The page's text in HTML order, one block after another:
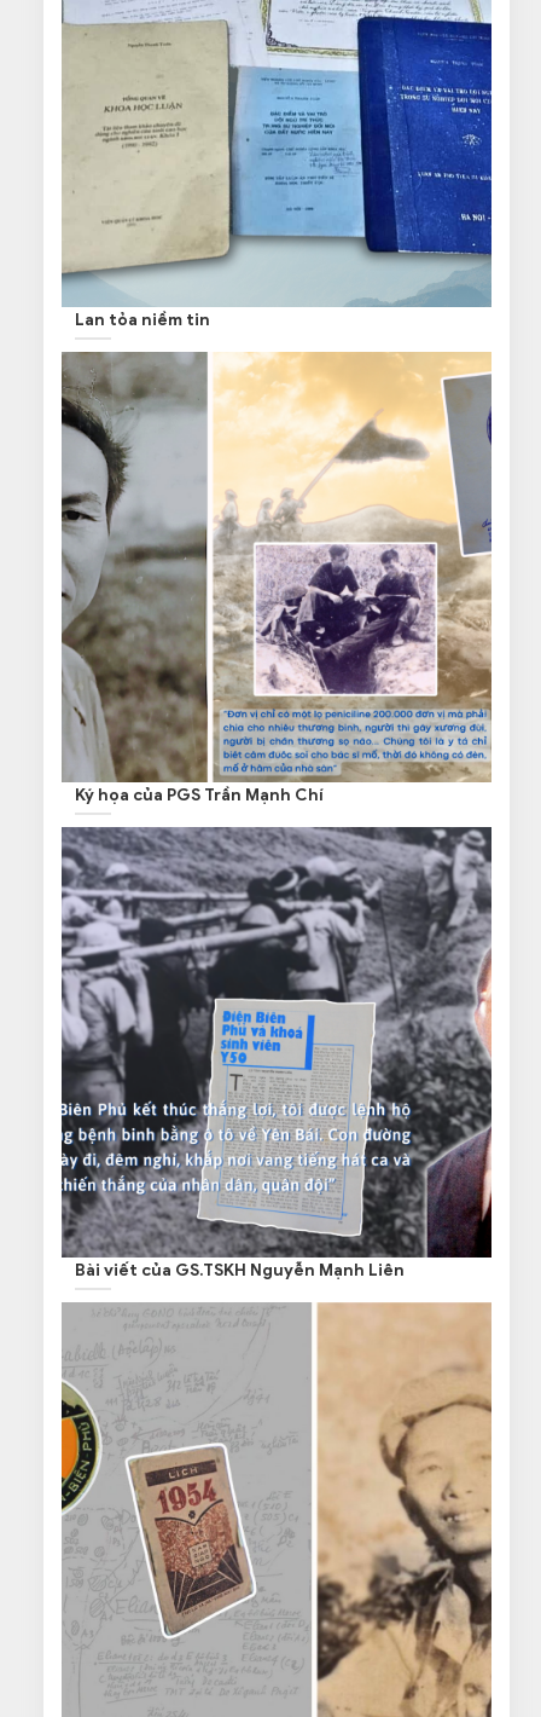
Lan tỏa niềm tin
Ký họa của PGS Trần Mạnh Chí
Bài viết của GS.TSKH Nguyễn Mạnh Liên